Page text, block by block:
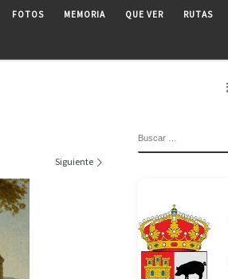
FOTOS MEMORIA QUE VER RUTAS
Siguiente